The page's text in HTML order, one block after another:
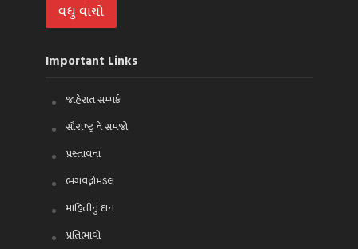
વધુ વાંચો
Important Links
જાહેરાત સમ્પર્ક
સૌરાષ્ટ્ર ને સમજો
પ્રસ્તાવના
ભગવદ્ગોમંડલ
માહિતીનું દાન
પ્રતિભાવો